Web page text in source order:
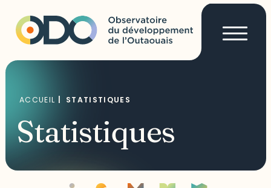
ACCUEIL STATISTIQUES
Statistiques